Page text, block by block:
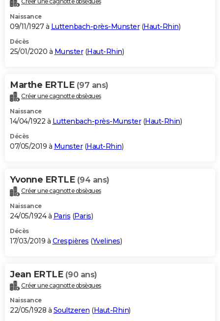
Naissance
09/11/1927 à Luttenbach-près-Munster(Haut-Rhin)
Décès
25/01/2020 à Munster(Haut-Rhin)
Marthe ERTLE (97 ans)
Créer une cagnotte obsèques
Naissance
14/04/1922 à Luttenbach-près-Munster(Haut-Rhin)
Décès
07/05/2019 à Munster(Haut-Rhin)
Yvonne ERTLE (94 ans)
Créer une cagnotte obsèques
Naissance
24/05/1924 à Paris (Paris)
Décès
17/03/2019 à Crespières (Yvelines)
Jean ERTLE (90 ans)
Créer une cagnotte obsèques
Naissance
22/05/1928 à Soultzeren (Haut-Rhin)